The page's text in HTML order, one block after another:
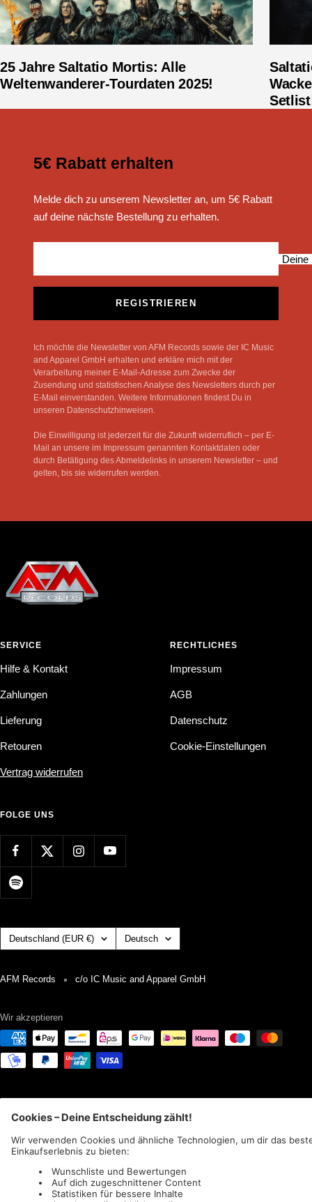
25 Jahre Saltatio Mortis: Alle
Weltenwanderer-Tourdaten 2025!
5€ Rabatt erhalten
Melde dich zu unserem Newsletter an, um 5€ Rabatt
auf deine nächste Bestellung zu erhalten.
Deine
REGISTRIEREN
Ich möchte die Newsletter von AFM Records sowie der IC Music
and Apparel GmbH erhalten und erkläre mich mit der
Verarbeitung meiner E-Mail-Adresse zum Zwecke der
Zusendung und statistischen Analyse des Newsletters durch per
E-Mail einverstanden. Weitere Informationen findest Du in
unseren Datenschutzhinweisen.
Die Einwilligung ist jederzeit für die Zukunft widerruflich – per E-
Mail an unsere im Impressum genannten Kontaktdaten oder
durch Betätigung des Abmeldelinks in unserem Newsletter – und
gelten, bis sie widerrufen werden.
SERVICE
Hilfe & Kontakt
Zahlungen
Lieferung
Retouren
Vertrag widerrufen
RECHTLICHES
Impressum
AGB
Datenschutz
Cookie-Einstellungen
FOLGE UNS
Land/Region Deutschland (EUR €) Sprache
Deutsch
AFM Records c/o IC Music and Apparel GmbH
Wir akzeptieren